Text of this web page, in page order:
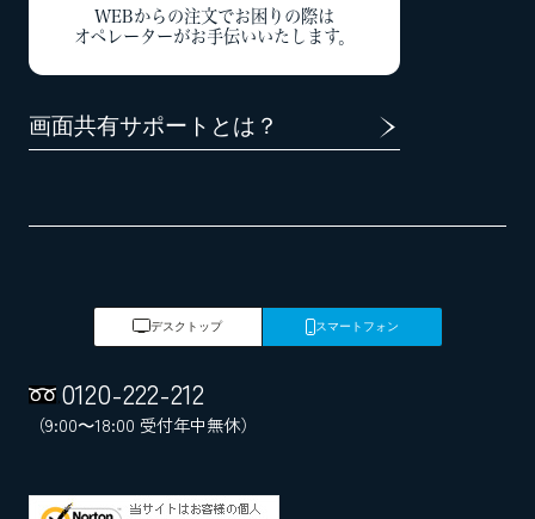
WEBからの注文でお困りの際は
オペレーターがお手伝いいたします。
画面共有サポートとは？
デスクトップ スマートフォン
0120-222-212
（9:00～18:00 受付年中無休）